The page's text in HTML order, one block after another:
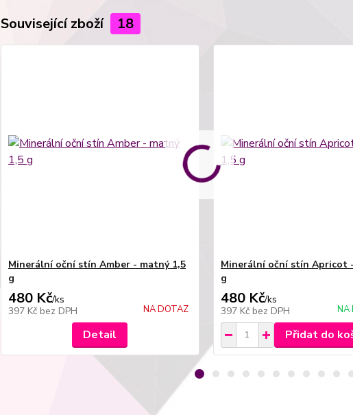
Související zboží 18
Minerální oční stín Amber - matný 1,5
g
480 Kč/ks
397 Kč bez DPH NA DOTAZ
Detail
Minerální oční stín Apricot
g
480 Kč/ks
397 Kč bez DPH NA
Přidat do